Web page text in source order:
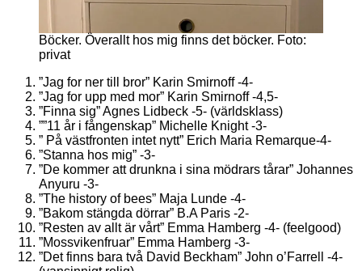
Böcker. Överallt hos mig finns det böcker. Foto:
privat
”Jag for ner till bror” Karin Smirnoff -4-
”Jag for upp med mor” Karin Smirnoff -4,5-
”Finna sig” Agnes Lidbeck -5- (världsklass)
””11 år i fångenskap” Michelle Knight -3-
” På västfronten intet nytt” Erich Maria Remarque-4-
”Stanna hos mig” -3-
”De kommer att drunkna i sina mödrars tårar” Johannes
Anyuru -3-
”The history of bees” Maja Lunde -4-
”Bakom stängda dörrar” B.A Paris -2-
”Resten av allt är vårt” Emma Hamberg -4- (feelgood)
”Mossvikenfruar” Emma Hamberg -3-
”Det finns bara två David Beckham” John o’Farrell -4-